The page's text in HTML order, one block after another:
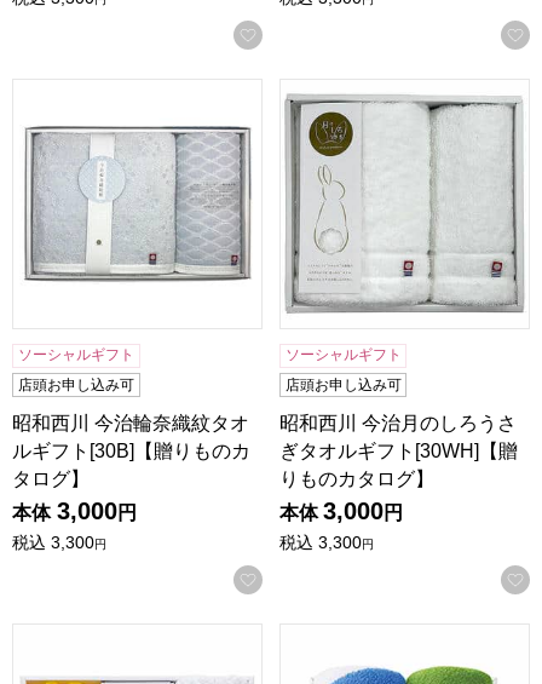
お気に入りに登録する
昭和西川 今治輪奈織紋タオルギフト[30B]【贈りものカタロ
ソーシャルギフト
店頭お申し込み可
昭和西川 今治輪奈織紋タオ
ルギフト[30B]【贈りものカ
タログ】
本体 3,000円
税込 3,300円
お気に入りに登録する
昭和西川 今治月のしろうさ
ソーシャルギフト
店頭お申し込み可
昭和西川 今治月のしろうさ
ぎタオルギフト[30WH]【贈
りものカタログ】
本体 3,000円
税込 3,300円